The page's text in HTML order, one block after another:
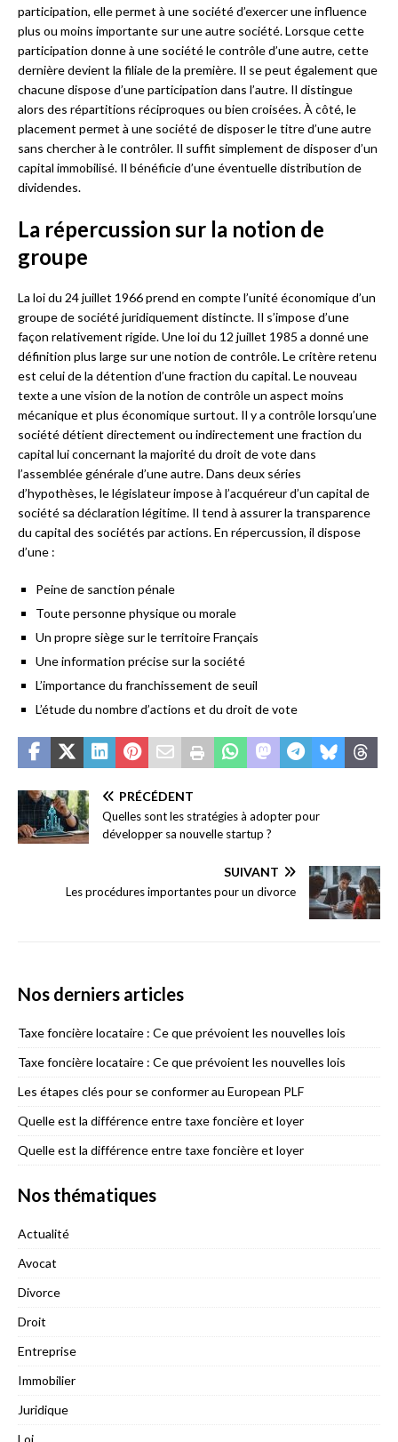
participation, elle permet à une société d’exercer une influence
plus ou moins importante sur une autre société. Lorsque cette
participation donne à une société le contrôle d’une autre, cette
dernière devient la filiale de la première. Il se peut également que
chacune dispose d’une participation dans l’autre. Il distingue
alors des répartitions réciproques ou bien croisées. À côté, le
placement permet à une société de disposer le titre d’une autre
sans chercher à le contrôler. Il suffit simplement de disposer d’un
capital immobilisé. Il bénéficie d’une éventuelle distribution de
dividendes.
La répercussion sur la notion de
groupe
La loi du 24 juillet 1966 prend en compte l’unité économique d’un
groupe de société juridiquement distincte. Il s’impose d’une
façon relativement rigide. Une loi du 12 juillet 1985 a donné une
définition plus large sur une notion de contrôle. Le critère retenu
est celui de la détention d’une fraction du capital. Le nouveau
texte a une vision de la notion de contrôle un aspect moins
mécanique et plus économique surtout. Il y a contrôle lorsqu’une
société détient directement ou indirectement une fraction du
capital lui concernant la majorité du droit de vote dans
l’assemblée générale d’une autre. Dans deux séries
d’hypothèses, le législateur impose à l’acquéreur d’un capital de
société sa déclaration légitime. Il tend à assurer la transparence
du capital des sociétés par actions. En répercussion, il dispose
d’une :
Peine de sanction pénale
Toute personne physique ou morale
Un propre siège sur le territoire Français
Une information précise sur la société
L’importance du franchissement de seuil
L’étude du nombre d’actions et du droit de vote
PRÉCÉDENT
Quelles sont les stratégies à adopter pour
développer sa nouvelle startup ?
SUIVANT
Les procédures importantes pour un divorce
Nos derniers articles
Taxe foncière locataire : Ce que prévoient les nouvelles lois
Taxe foncière locataire : Ce que prévoient les nouvelles lois
Les étapes clés pour se conformer au European PLF
Quelle est la différence entre taxe foncière et loyer
Quelle est la différence entre taxe foncière et loyer
Nos thématiques
Actualité
Avocat
Divorce
Droit
Entreprise
Immobilier
Juridique
Loi